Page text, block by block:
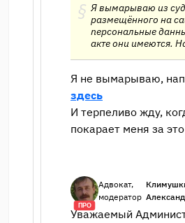
Я вымарываю из
размещённого на
персональные
акте они имеются.
Я не вымарываю,
здесь
И терпеливо жду,
покарает меня за это
ПРО
Адвокат,
модератор
Уважаемый